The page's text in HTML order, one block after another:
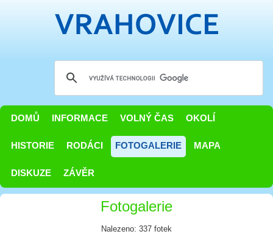
DOMŮ INFORMACE VOLNÝ ČAS OKOLÍ
HISTORIE RODÁCI FOTOGALERIE MAPA
DISKUZE ZÁVĚR
Fotogalerie
Nalezeno: 337 fotek